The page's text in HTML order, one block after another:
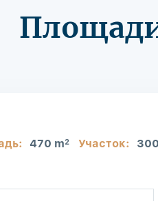
470 m2 Участок: